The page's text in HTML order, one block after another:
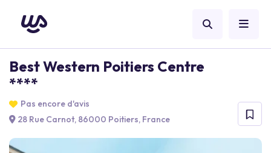
Best Western Poitiers Centre
****
Pas encore d'avis
28 Rue Carnot, 86000 Poitiers, France